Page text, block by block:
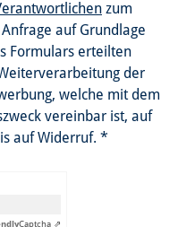
zum
auf Grundlage
Formulars erteilten
der
welche mit dem
vereinbar ist, auf
auf Widerruf. *
Captcha ⇗